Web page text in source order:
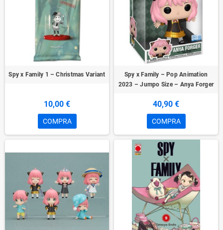
Spy x Family 1 – Christmas Variant
10,00 €
COMPRA
Spy x Family – Pop Animation
2023 – Jumpo Size – Anya Forger
40,90 €
COMPRA